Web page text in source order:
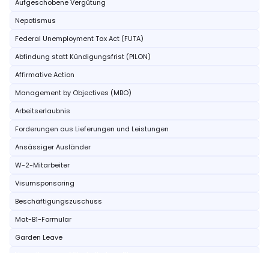
Aufgeschobene Vergütung
Nepotismus
Federal Unemployment Tax Act (FUTA)
Abfindung statt Kündigungsfrist (PILON)
Affirmative Action
Management by Objectives (MBO)
Arbeitserlaubnis
Forderungen aus Lieferungen und Leistungen
Ansässiger Ausländer
W-2-Mitarbeiter
Visumsponsoring
Beschäftigungszuschuss
Mat-B1-Formular
Garden Leave